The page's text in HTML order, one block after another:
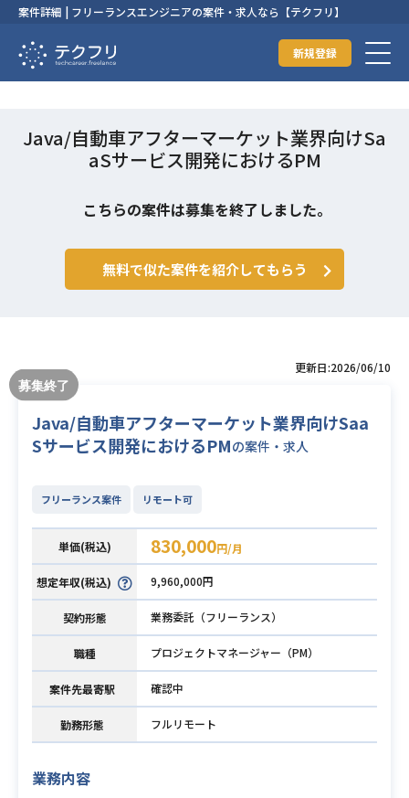
案件詳細 | フリーランスエンジニアの案件・求人なら【テクフリ】
新規登録
Java/自動車アフターマーケット業界向けSa
aSサービス開発におけるPM
こちらの案件は募集を終了しました。
無料で似た案件を紹介してもらう
更新日:2026/06/10
Java/自動車アフターマーケット業界向けSaa
Sサービス開発におけるPMの案件・求人
フリーランス案件 リモート可
単価(税込) 830,000円/月
想定年収(税込) 9,960,000円
契約形態 業務委託（フリーランス）
職種 プロジェクトマネージャー（PM）
案件先最寄駅 確認中
勤務形態 フルリモート
業務内容